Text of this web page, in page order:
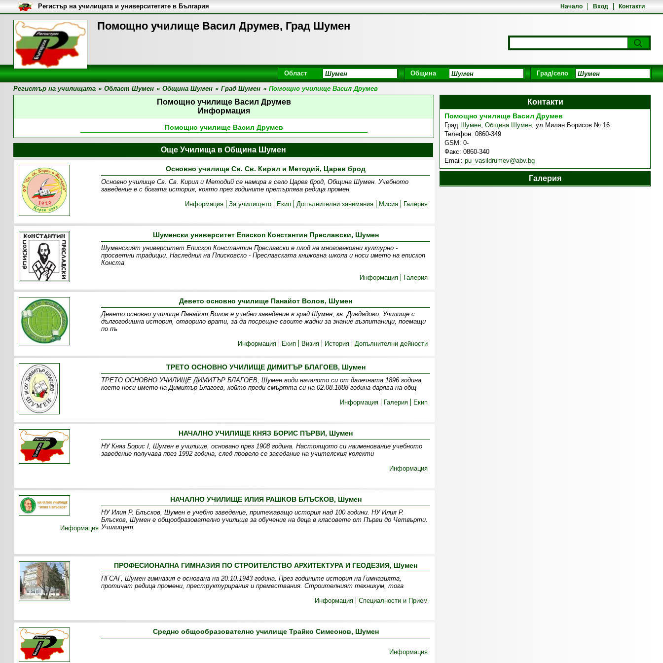
Помощно училище Васил Друмев, Град Шумен
Начало Вход Контакти
Регистър на училищата и университетите в България
Област Община Град/село
Регистър на училищата » Област Шумен » Община Шумен » Град Шумен » Помощно училище Васил Друмев
Помощно училище Васил Друмев
Информация
Помощно училище Васил Друмев
Контакти
Помощно училище Васил Друмев
Град Шумен, Община Шумен, ул.Милан Борисов № 16
Телефон: 0860-349
GSM: 0-
Факс: 0860-340
Email: pu_vasildrumev@abv.bg
Галерия
Още Училища в Община Шумен
Основно училище Св. Св. Кирил и Методий, Царев брод
Основно училище Св. Св. Кирил и Методий се намира в село Царев брод, Община Шумен. Учебното
заведение е с богата история, която през годините претърпява редица промен
Информация
За училището Екип Допълнителни занимания Мисия Галерия
Шуменски университет Епископ Константин Преславски, Шумен
Шуменският университет Епископ Константин Преславски е плод на многовековни културно -
просветни традиции. Наследник на Плисковско - Преславската книжовна школа и носи името на епископ
Конста
Информация
Галерия
Девето основно училище Панайот Волов, Шумен
Девето основно училище Панайот Волов е учебно заведение в град Шумен, кв. Дивдядово. Училище с
дългогодишна история, отворило врати, за да посрещне своите жадни за знание възпитаници, поемащи
по пъ
Информация
Екип Визия История Допълнителни дейности
ТРЕТО ОСНОВНО УЧИЛИЩЕ ДИМИТЪР БЛАГОЕВ, Шумен
ТРЕТО ОСНОВНО УЧИЛИЩЕ ДИМИТЪР БЛАГОЕВ, Шумен води началото си от далечната 1896 година,
което носи името на Димитър Благоев, който преди смъртта си на 02.08.1888 година дарява на общ
Информация
Галерия Екип
НАЧАЛНО УЧИЛИЩЕ КНЯЗ БОРИС ПЪРВИ, Шумен
НУ Княз Борис I, Шумен е училище, основано през 1908 година. Настоящото си наименование учебното
заведение получава през 1992 година, след провело се заседание на учителския колекти
Информация
НАЧАЛНО УЧИЛИЩЕ ИЛИЯ РАШКОВ БЛЪСКОВ, Шумен
НУ Илия Р. Блъсков, Шумен е учебно заведение, притежаващо история над 100 години. НУ Илия Р.
Блъсков, Шумен е общообразователно училище за обучение на деца в класовете от Първи до Четвърти.
Училищет
Информация
ПРОФЕСИОНАЛНА ГИМНАЗИЯ ПО СТРОИТЕЛСТВО АРХИТЕКТУРА И ГЕОДЕЗИЯ, Шумен
ПГСАГ, Шумен гимназия е основана на 20.10.1943 година. През годините история на Гимназията,
протичат редица промени, преструктурирания и премествания. Строителният техникум, тога
Информация
Специалности и Прием
Средно общообразователно училище Трайко Симеонов, Шумен
Информация